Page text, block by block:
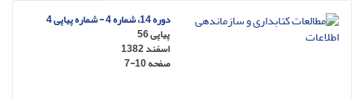
دوره 14، شماره 4 - شماره پیاپی 4
پیاپی 56
اسفند 1382
صفحه7-10